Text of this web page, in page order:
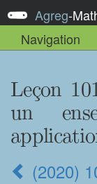
Agreg-
Navigation
Leçon
un
(2020)